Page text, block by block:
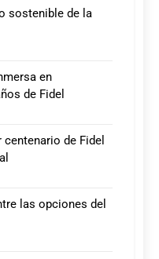
sostenible de la
en
de Fidel
de Fidel
las opciones del